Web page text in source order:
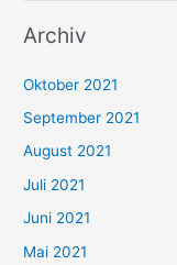
c
n
n
a
c
h
Archiv
Oktober 2021
September 2021
August 2021
Juli 2021
Juni 2021
Mai 2021